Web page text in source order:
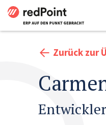
Zurück zur